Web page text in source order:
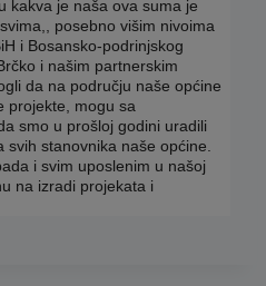
kakva je naša ova suma je
posebno višim nivoima
i Bosansko-podrinjskog
i našim partnerskim
da na području naše općine
projekte, mogu sa
smo u prošloj godini uradili
svih stanovnika naše općine.
i svim uposlenim u našoj
na izradi projekata i